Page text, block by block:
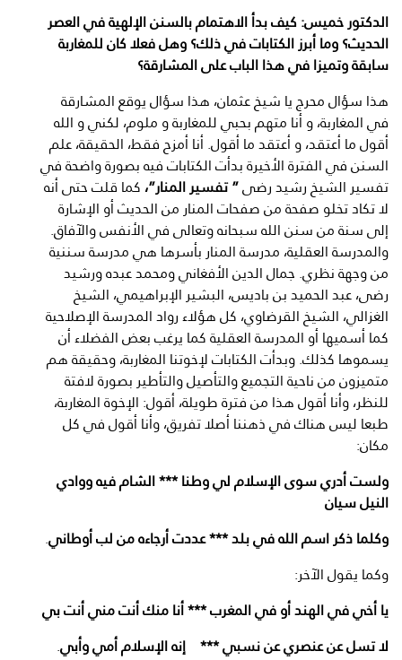
الدكتور خميس: كيف بدأ الاهتمام بالسنن الإلهية في العصر
الحديث؟ وما أبرز الكتابات في ذلك؟ وهل فعلا كان للمغاربة
سابقة وتميزا في هذا الباب على المشارقة؟
هذا سؤال محرج يا شيخ عثمان، هذا سؤال يوقع المشارقة
في المغاربة، و أنا متهم بحبي للمغاربة و ملوم، لكني و الله
أقول ما أعتقد، و أعتقد ما أقول. أنا أمزح فقط، الحقيقة، علم
السنن في الفترة الأخيرة بدأت الكتابات فيه بصورة واضحة في
تفسير الشيخ رشيد رضى” تفسير المنار”،كما قلت حتى أنه
لا تكاد تخلو صفحة من صفحات المنار من الحديث أو الإشارة
إلى سنة من سنن الله سبحانه وتعالى في الأنفس والآفاق.
والمدرسة العقلية، مدرسة المنار بأسرها هي مدرسة سننية
من وجهة نظري. جمال الدين الأفغاني ومحمد عبده ورشيد
رضى، عبد الحميد بن باديس، البشير الإبراهيمي، الشيخ
الغزالي، الشيخ القرضاوي، كل هؤلاء رواد المدرسة الإصلاحية
كما أسميها أو المدرسة العقلية كما يرغب بعض الفضلاء أن
يسموها كذلك. وبدأت الكتابات لإخوتنا المغاربة، وحقيقة هم
متميزون من ناحية التجميع والتأصيل والتأطير بصورة لافتة
للنظر، وأنا أقول هذا من فترة طويلة، أقول: الإخوة المغاربة،
طبعا ليس هناك في ذهننا أصلا تفريق، وأنا أقول في كل
مكان:
ولست أدري سوى الإسلام لي وطنا *** الشام فيه ووادي
النيل سيان
وكلما ذكر اسم الله في بلد *** عددت أرجاءه من لب أوطاني.
وكما يقول الآخر:
يا أخي في الهند أو في المغرب *** أنا منك أنت مني أنت بي
لا تسل عن عنصري عن نسبي *** إنه الإسلام أمي وأبي.